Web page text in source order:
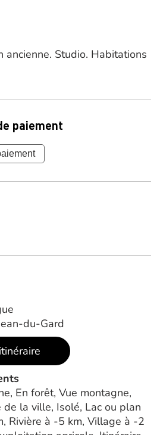
ancienne. Studio. Habitations
paiement
du-Gard
En forêt, Vue montagne,
de la ville, Isolé, Lac ou plan
Rivière à -5 km, Village à -2